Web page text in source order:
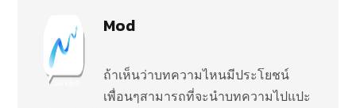
Mod
ถ้าเห็นว่าบทความไหนมีประโยชน์
เพื่อนๆสามารถที่จะนำบทความไปแปะ